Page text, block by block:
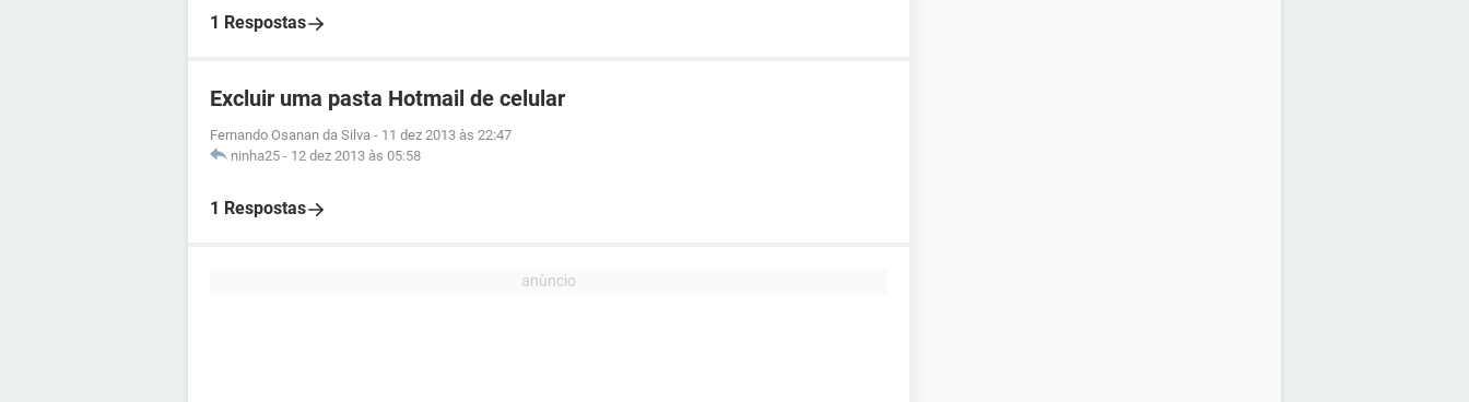
1 Respostas
Excluir uma pasta Hotmail de celular
Fernando Osanan da Silva - 11 dez 2013 às 22:47
ninha25 - 12 dez 2013 às 05:58
1 Respostas